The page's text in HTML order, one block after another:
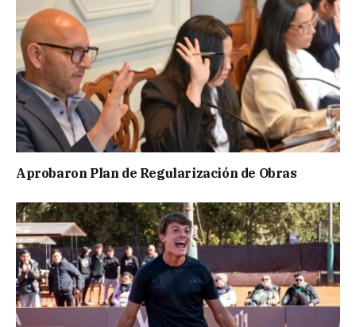
Aprobaron Plan de Regularización de Obras